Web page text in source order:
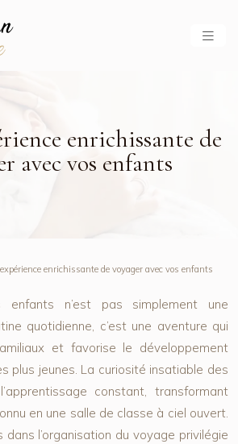
enrichissante de
avec vos enfants
enrichissante de voyager avec vos enfants
enfants n’est pas simplement une
quotidienne, c’est une aventure qui
et favorise le développement
plus jeunes. La curiosité insatiable des
constant, transformant
en une salle de classe à ciel ouvert.
dans l’organisation du voyage privilégie